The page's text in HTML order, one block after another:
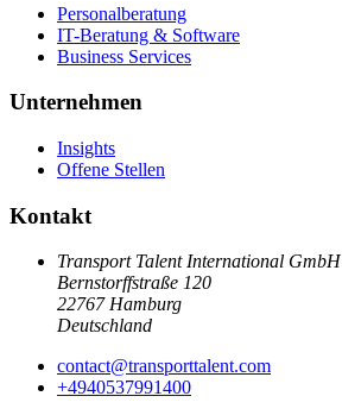
Personalberatung
IT-Beratung & Software
Business Services
Unternehmen
Insights
Offene Stellen
Kontakt
Transport Talent International GmbH
Bernstorffstraße 120
22767 Hamburg
Deutschland
contact@transporttalent.com
+4940537991400